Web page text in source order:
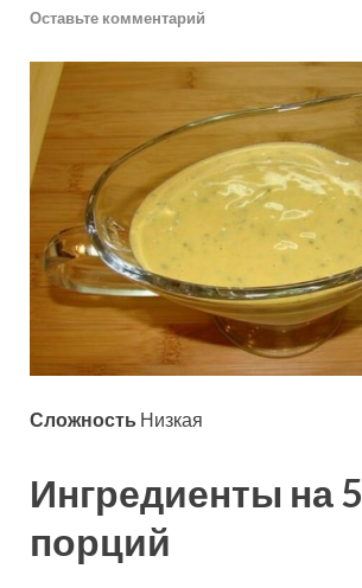
Оставьте комментарий
Сложность Низкая
Ингредиенты на 5
порций